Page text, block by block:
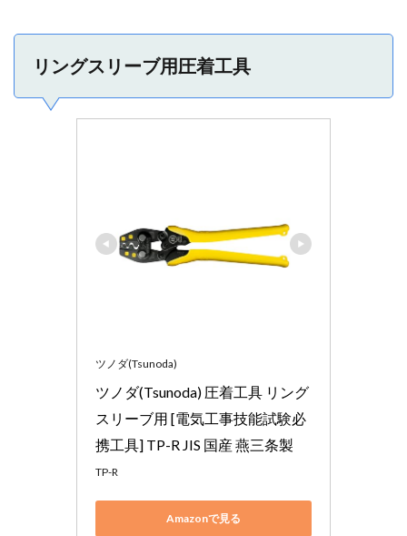
リングスリーブ用圧着工具
ツノダ(Tsunoda)
ツノダ(Tsunoda) 圧着工具 リング
スリーブ用 [電気工事技能試験必
携工具] TP-R JIS 国産 燕三条製
TP-R
Amazonで見る